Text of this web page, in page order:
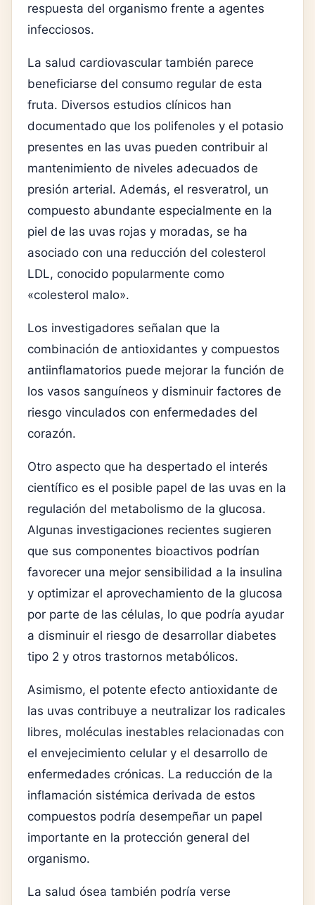
respuesta del organismo frente a agentes
infecciosos.
La salud cardiovascular también parece
beneficiarse del consumo regular de esta
fruta. Diversos estudios clínicos han
documentado que los polifenoles y el potasio
presentes en las uvas pueden contribuir al
mantenimiento de niveles adecuados de
presión arterial. Además, el resveratrol, un
compuesto abundante especialmente en la
piel de las uvas rojas y moradas, se ha
asociado con una reducción del colesterol
LDL, conocido popularmente como
«colesterol malo».
Los investigadores señalan que la
combinación de antioxidantes y compuestos
antiinflamatorios puede mejorar la función de
los vasos sanguíneos y disminuir factores de
riesgo vinculados con enfermedades del
corazón.
Otro aspecto que ha despertado el interés
científico es el posible papel de las uvas en la
regulación del metabolismo de la glucosa.
Algunas investigaciones recientes sugieren
que sus componentes bioactivos podrían
favorecer una mejor sensibilidad a la insulina
y optimizar el aprovechamiento de la glucosa
por parte de las células, lo que podría ayudar
a disminuir el riesgo de desarrollar diabetes
tipo 2 y otros trastornos metabólicos.
Asimismo, el potente efecto antioxidante de
las uvas contribuye a neutralizar los radicales
libres, moléculas inestables relacionadas con
el envejecimiento celular y el desarrollo de
enfermedades crónicas. La reducción de la
inflamación sistémica derivada de estos
compuestos podría desempeñar un papel
importante en la protección general del
organismo.
La salud ósea también podría verse